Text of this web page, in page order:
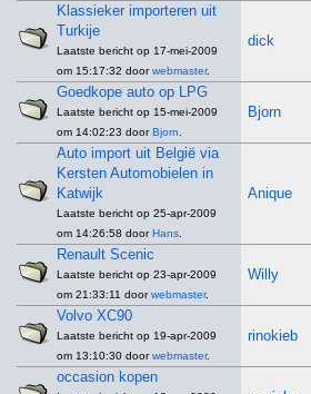
Klassieker importeren uit
Turkije
Laatste bericht op 17-mei-2009
om 15:17:32 doorwebmaster.
dick
Goedkope auto op LPG
Laatste bericht op 15-mei-2009
om 14:02:23 doorBjorn
Bjorn
Auto import uit België via
Kersten Automobielen in
Katwijk
Laatste bericht op 25-apr-2009
om 14:26:58 doorHans
Anique
Renault Scenic
Laatste bericht op 23-apr-2009
om 21:33:11 doorwebmaster.
Willy
Volvo XC90
Laatste bericht op 19-apr-2009
om 13:10:30 doorwebmaster.
rinokieb
occasion kopen